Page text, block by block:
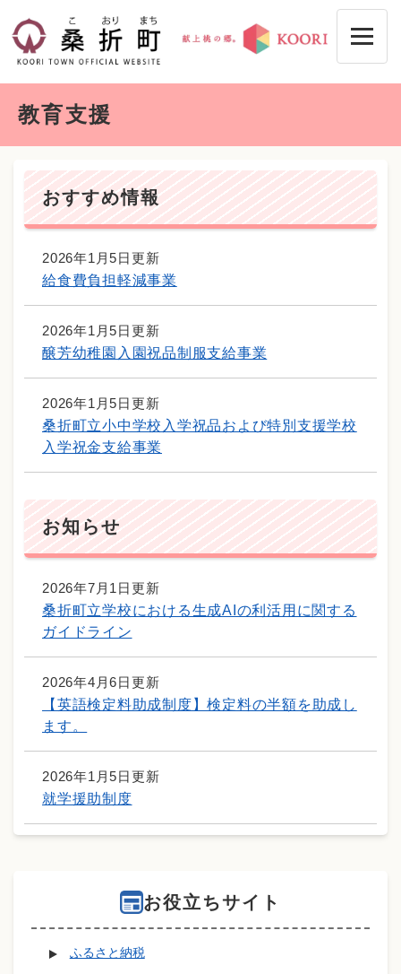
先
教育支援
おすすめ情報
2026年1月5日更新
給食費負担軽減事業
2026年1月5日更新
醸芳幼稚園入園祝品制服支給事業
2026年1月5日更新
桑折町立小中学校入学祝品および特別支援学校
入学祝金支給事業
お知らせ
2026年7月1日更新
桑折町立学校における生成AIの利活用に関する
ガイドライン
2026年4月6日更新
【英語検定料助成制度】検定料の半額を助成し
ます。
2026年1月5日更新
就学援助制度
お役立ちサイト
ふるさと納税